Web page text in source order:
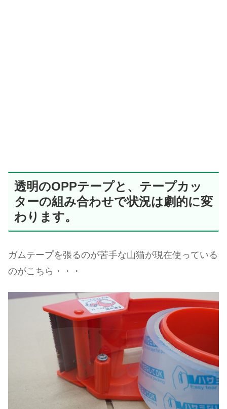
透明のOPPテープと、テープカッ
ターの組み合わせで状況は劇的に変
わります。
ガムテープを張るのが苦手な山猫が現在使っている
のがこちら・・・